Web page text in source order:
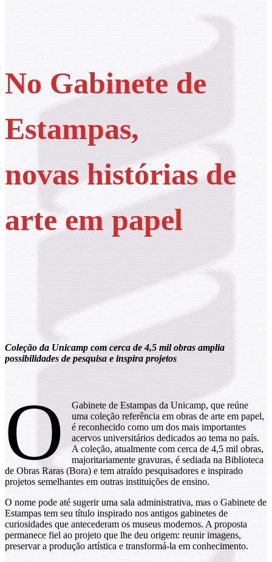
No Gabinete de
Estampas,
novas histórias de
arte em papel
Coleção da Unicamp com cerca de 4,5 mil obras amplia
possibilidades de pesquisa e inspira projetos
O
Gabinete de Estampas da Unicamp, que reúne
uma coleção referência em obras de arte em papel,
é reconhecido como um dos mais importantes
acervos universitários dedicados ao tema no país.
A coleção, atualmente com cerca de 4,5 mil obras,
majoritariamente gravuras, é sediada na Biblioteca
de Obras Raras (Bora) e tem atraído pesquisadores e inspirado
projetos semelhantes em outras instituições de ensino.
O nome pode até sugerir uma sala administrativa, mas o Gabinete de
Estampas tem seu título inspirado nos antigos gabinetes de
curiosidades que antecederam os museus modernos. A proposta
permanece fiel ao projeto que lhe deu origem: reunir imagens,
preservar a produção artística e transformá-la em conhecimento.